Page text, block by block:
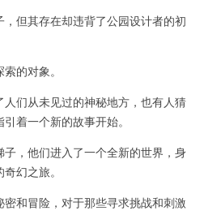
但其存在却违背了公园设计者的初
的对象。
们从未见过的神秘地方，也有人猜
着一个新的故事开始。
，他们进入了一个全新的世界，身
幻之旅。
和冒险，对于那些寻求挑战和刺激